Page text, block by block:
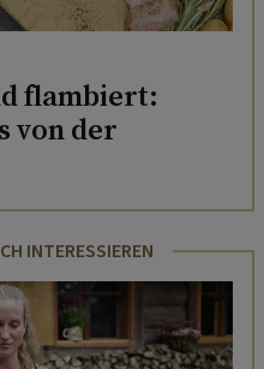
flambiert:
von der
INTERESSIEREN